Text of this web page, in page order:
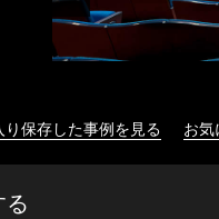
保存した事例を見る お